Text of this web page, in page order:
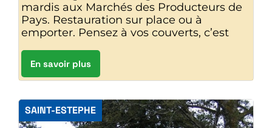
mardis aux Marchés des Producteurs de
Pays. Restauration sur place ou à
emporter. Pensez à vos couverts, c’est
En savoir plus
SAINT-ESTEPHE